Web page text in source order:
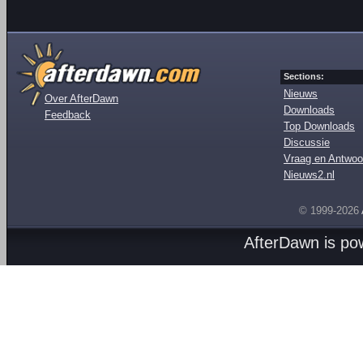
Over AfterDawn
Feedback
Sections:
Nieuws
Downloads
Top Downloads
Discussie
Vraag en
Nieuws2.nl
© 1999-2026
AfterDawn is